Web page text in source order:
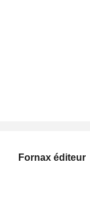
Fornax éditeur